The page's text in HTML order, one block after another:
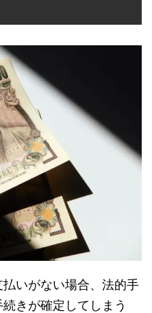
いがない場合、法的手
きが確定してしまう